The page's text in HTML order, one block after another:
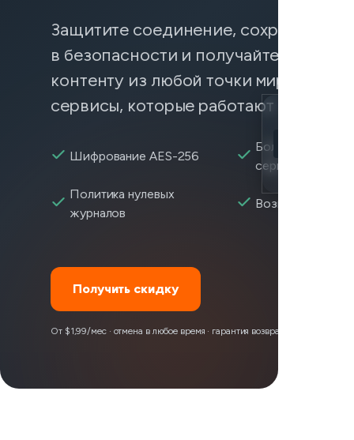
Защитите соединение, сохраните
в безопасности и получайте доступ к
контенту из любой точки мира —
сервисы, которые работают
Шифрование AES-256
Более 2 600+
серверов
Политика нулевых
журналов
Возврат за 30
Получить скидку
От $1,99/мес · отмена в любое время · гарантия возврата денег 30 дней